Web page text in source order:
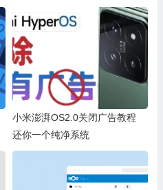
做什么？最常见的用途详解
小米澎湃OS2.0关闭广告教程
还你一个纯净系统